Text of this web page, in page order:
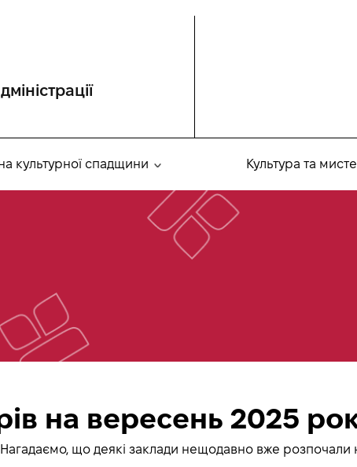
культурної спадщини Культура та
на вересень 2025
що деякі заклади нещодавно вже розпочали